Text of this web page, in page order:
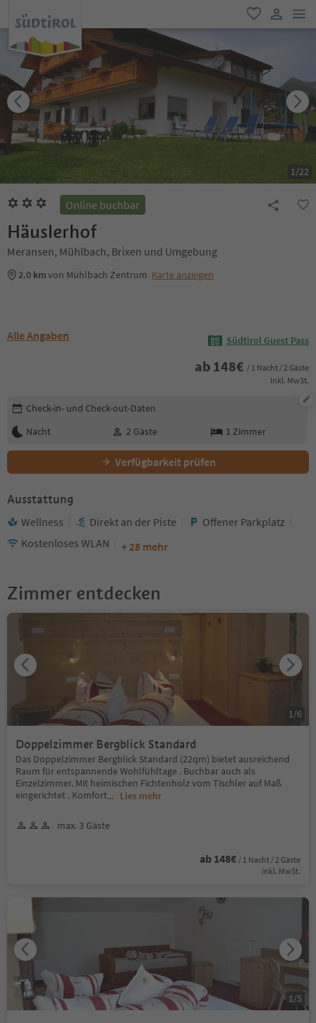
favorit
user link
1/22
Online buchbar
Häuslerhof
Meransen, Mühlbach, Brixen und Umgebung
2.0 kmvon Mühlbach Zentrum Karte anzeigen
Alle Angaben Südtirol Guest Pass
ab 148€ / 1 Nacht / 2 Gäste
Inkl. MwSt.
Buchungsdetails bearbeiten
Check-in- und Check-out-Daten
Nacht
2 Gäste 1 Zimmer
Verfügbarkeit prüfen
Ausstattung
Wellness Direkt an der Piste
Offener Parkplatz
Kostenloses WLAN
+ 28 mehr
Zimmer entdecken
Doppelzimmer Bergblick Standard
Das Doppelzimmer Bergblick Standard (22qm) bietet ausreichend
Raum für entspannende Wohlfühltage . Buchbar auch als
Einzelzimmer. Mit heimischen Fichtenholz vom Tischler auf Maß
eingerichtet . Komfort... Lies mehr
max. 3 Gäste
ab 148€ / 1 Nacht / 2 Gäste
Inkl. MwSt.
1 /6
1 /5